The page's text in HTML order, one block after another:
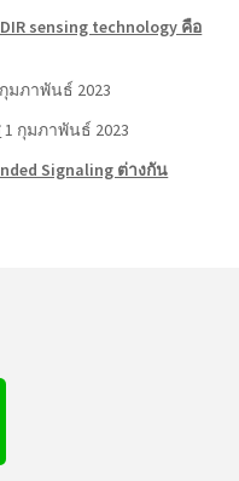
sensing technology คือ
มภาพันธ์ 2023
1 กุมภาพันธ์ 2023
Signaling ต่างกัน